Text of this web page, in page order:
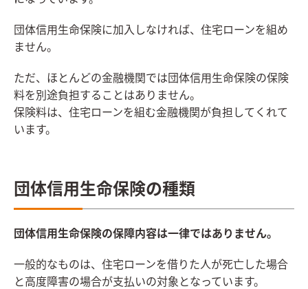
団体信用生命保険に加入しなければ、住宅ローンを組め
ません。
ただ、ほとんどの金融機関では団体信用生命保険の保険
料を別途負担することはありません。
保険料は、住宅ローンを組む金融機関が負担してくれて
います。
団体信用生命保険の種類
団体信用生命保険の保障内容は一律ではありません。
一般的なものは、住宅ローンを借りた人が死亡した場合
と高度障害の場合が支払いの対象となっています。